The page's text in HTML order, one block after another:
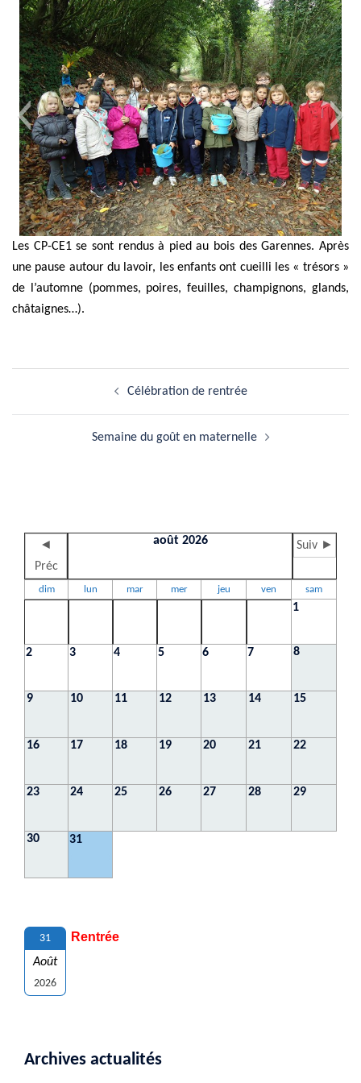
Les CP-CE1 se sont rendus à pied au bois des Garennes. Après
une pause autour du lavoir, les enfants ont cueilli les « trésors »
de l’automne (pommes, poires, feuilles, champignons, glands,
châtaignes…).
Célébration de rentrée
Semaine du goût en maternelle
◄
Préc
août 2026 Suiv ►
dim lun mar mer jeu ven sam
1
2 3 4 5 6 7 8
9 10 11 12 13 14 15
16 17 18 19 20 21 22
23 24 25 26 27 28 29
30 31
31
Août
2026
Rentrée
Archives actualités